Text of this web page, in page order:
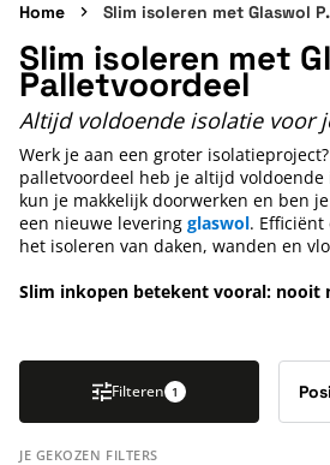
Home Slim
Slim isoleren met
Palletvoordeel
Altijd voldoende isolatie voor
Werk je aan een groter
palletvoordeel heb je altijd
kun je makkelijk doorwerken en ben
een nieuwe levering glaswol.
het isoleren van daken, wanden en
Slim inkopen betekent vooral: nooit
Filteren 1
JE GEKOZEN FILTERS